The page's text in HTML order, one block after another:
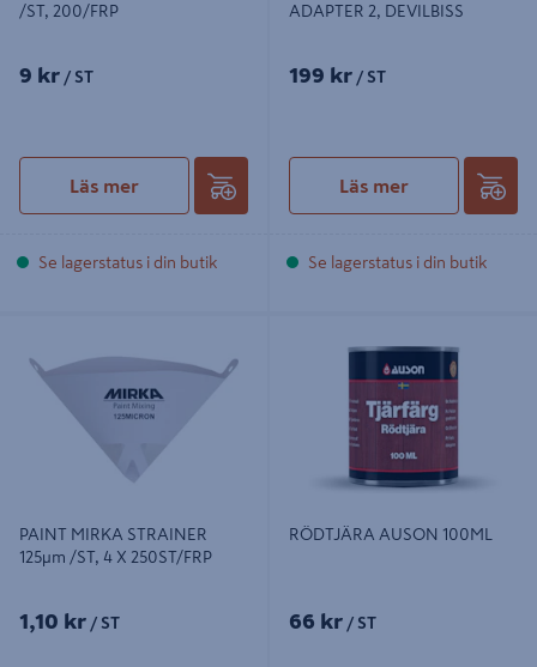
/ST, 200/FRP
9 kr / ST
Läs mer
Se lagerstatus i din butik
ADAPTER 2, DEVILBISS
199 kr / ST
Läs mer
Se lagerstatus i din butik
PAINT MIRKA STRAINER
125µm /ST, 4 X 250ST/FRP
1,10 kr / ST
RÖDTJÄRA AUSON 100ML
66 kr / ST